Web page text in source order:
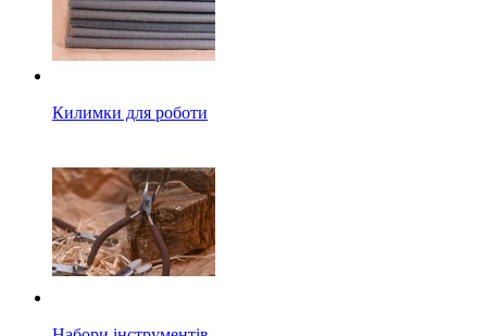
Килимки для роботи